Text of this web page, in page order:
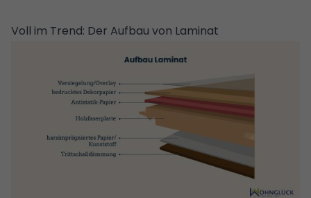
Voll im Trend: Der Aufbau von Laminat